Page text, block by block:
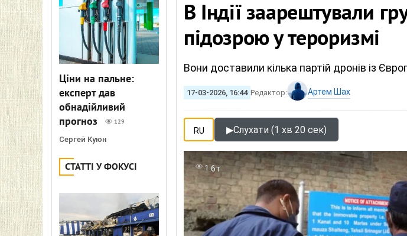
Ціни на пальне:
експерт дав
обнадійливий
прогноз
129
Сергей Куюн
СТАТТІ У ФОКУСІ
В Індії заарештували
підозрою у тероризмі
Вони доставили кілька партій дронів із
17-03-2026, 16:44 Редактор: Артем Шах
RU ▶Слухати (1 хв 20 сек)
1.6т